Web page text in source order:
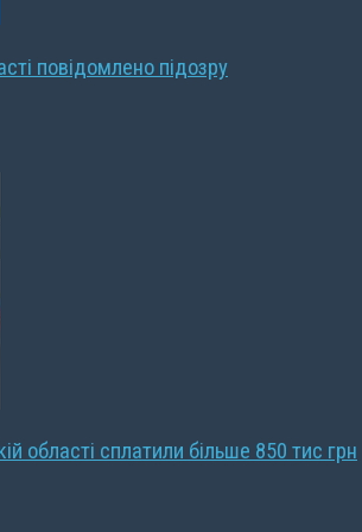
повідомлено підозру
області сплатили більше 850 тис грн